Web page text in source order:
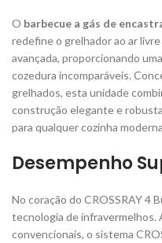
O barbecue a gás de
redefine o grelhador ao ar
avançada, proporcionando
cozedura incomparáveis.
grelhados, esta unidade
construção elegante e
para qualquer cozinha
Desempenho
No coração do CROSSRAY 4
tecnologia de infravermelhos.
convencionais, o sistema